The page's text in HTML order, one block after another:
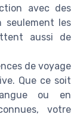
avec des
seulement les
aussi de
de voyage
Que ce soit
ou en
votre